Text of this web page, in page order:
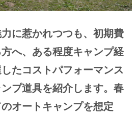
に惹かれつつも、初期費
へ、ある程度キャンプ経
たコストパフォーマンス
プ道具を紹介します。春
オートキャンプを想定